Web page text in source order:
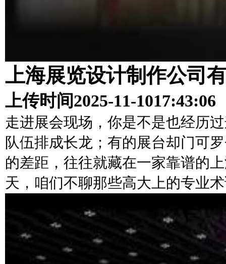
上海展览设计制作公司
上传时间2025-11-1017:43:06
走进展会现场，你是不是也经历
队伍排成长龙；有的展台却门可
的差距，往往就藏在一家靠谱的
天，咱们不聊那些高大上的专业